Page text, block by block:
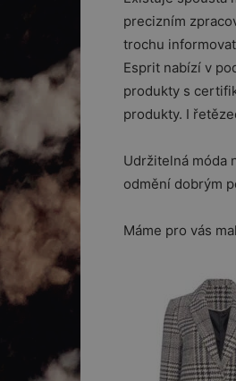
precizním
trochu
Esprit nabízí v
produkty s
produkty. I
Udržitelná móda
odmění dobrým
Máme pro vás